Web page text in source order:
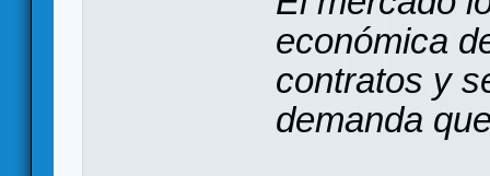
económica
contratos y
demanda